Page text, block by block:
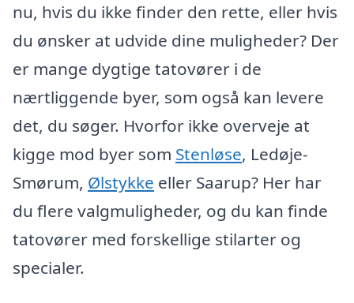
nu, hvis du ikke finder den rette, eller hvis
du ønsker at udvide dine muligheder? Der
er mange dygtige tatovører i de
nærtliggende byer, som også kan levere
det, du søger. Hvorfor ikke overveje at
kigge mod byer som Stenløse, Ledøje-
Smørum, Ølstykke eller Saarup? Her har
du flere valgmuligheder, og du kan finde
tatovører med forskellige stilarter og
specialer.